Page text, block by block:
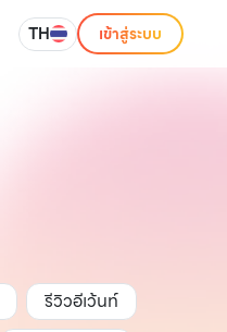
TH เข้าสู่ระบบ
รีวิวอีเว้นท์